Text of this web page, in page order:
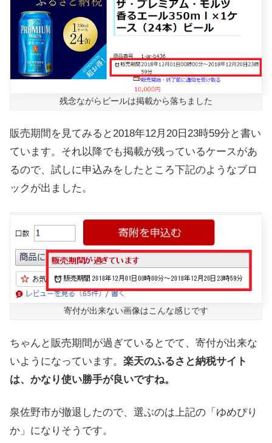
残念ながらビールは掲載から落ちました
販売期間を見てみると2018年12月20日23時59分と書い
ています。それ以降でも掲載が残っているケースがあ
るので、試しに申込みをしたところ下記のようなブロ
ックが出ました。
寄付が出来ない画像はこんな感じです
ちゃんと販売期間が過ぎているとでて、寄付が出来な
いようになっています。 楽天のふるさと納税サイト
は、かなり使い勝手が良いですね。
泉佐野市が撤退したので、選ぶのは上記の「ゆめぴり
か」になりそうです。